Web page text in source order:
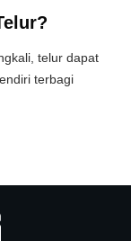
telur dapat
terbagi